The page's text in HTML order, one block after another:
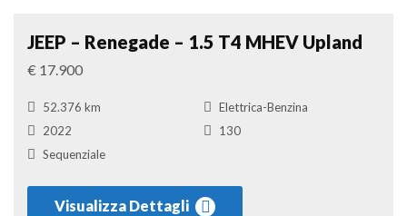
Suv
Confronta
JEEP – Renegade – 1.5 T4 MHEV Upland
€ 17.900
52.376 km
Elettrica-Benzina
2022
130
Sequenziale
Visualizza Dettagli